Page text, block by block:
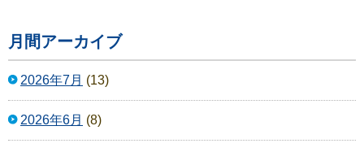
月間アーカイブ
2026年7月 (13)
2026年6月 (8)